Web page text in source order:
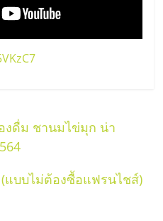
งดื่ม ชานมไข่มุก น่า
แบบไม่ต้องซื้อแฟรนไชส์)